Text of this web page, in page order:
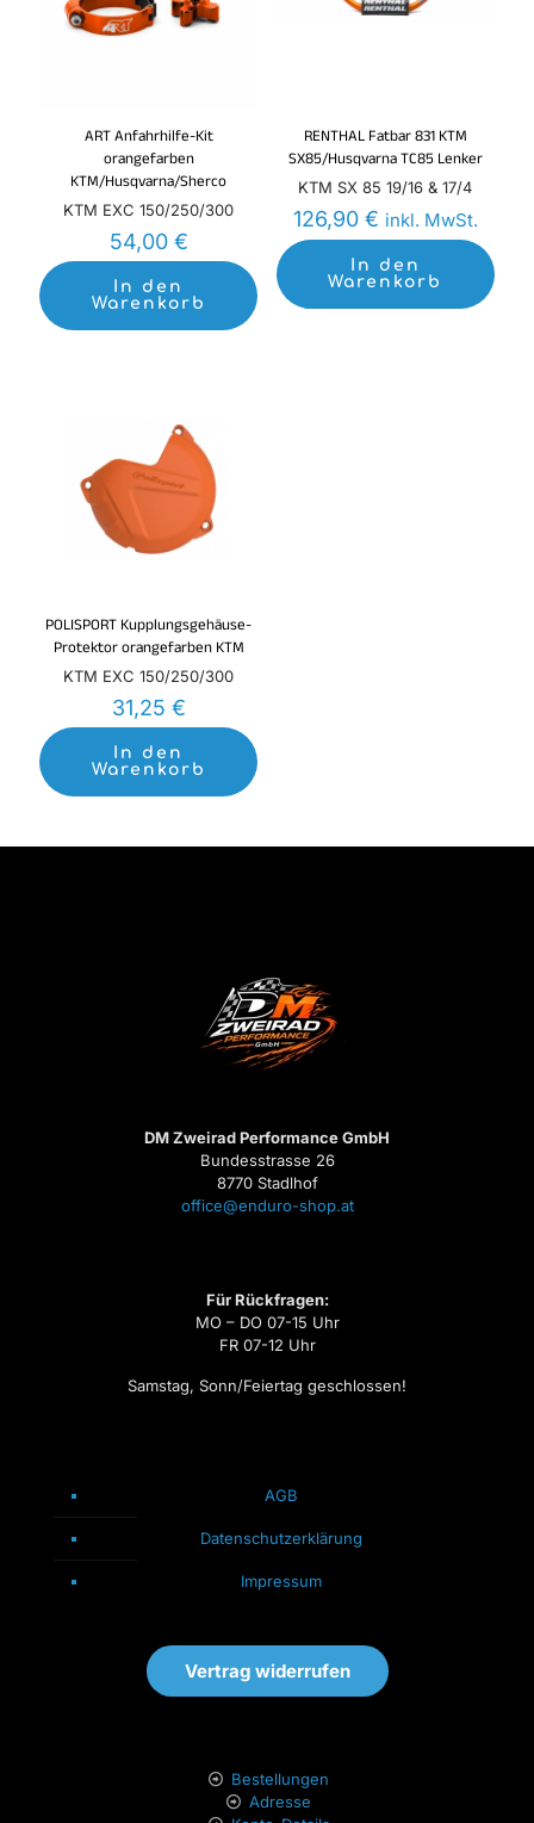
ART Anfahrhilfe-Kit
orangefarben
KTM/Husqvarna/Sherco
KTM EXC 150/250/300
54,00 €
In den
Warenkorb
RENTHAL Fatbar 831 KTM
SX85/Husqvarna TC85 Lenker
KTM SX 85 19/16 & 17/4
126,90 € inkl. MwSt.
In den
Warenkorb
POLISPORT Kupplungsgehäuse-
Protektor orangefarben KTM
KTM EXC 150/250/300
31,25 €
In den
Warenkorb
DM Zweirad Performance GmbH
Bundesstrasse 26
8770 Stadlhof
office@enduro-shop.at
Für Rückfragen:
MO – DO 07-15 Uhr
FR 07-12 Uhr
Samstag, Sonn/Feiertag geschlossen!
AGB
Datenschutzerklärung
Impressum
Vertrag widerrufen
Bestellungen
Adresse